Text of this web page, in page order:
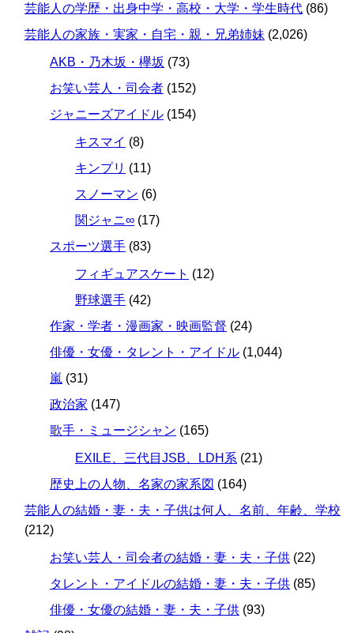
芸能人の学歴・出身中学・高校・大学・学生時代 (86)
芸能人の家族・実家・自宅・親・兄弟姉妹 (2,026)
AKB・乃木坂・欅坂 (73)
お笑い芸人・司会者 (152)
ジャニーズアイドル (154)
キスマイ (8)
キンプリ (11)
スノーマン (6)
関ジャニ∞ (17)
スポーツ選手 (83)
フィギュアスケート (12)
野球選手 (42)
作家・学者・漫画家・映画監督 (24)
俳優・女優・タレント・アイドル (1,044)
嵐 (31)
政治家 (147)
歌手・ミュージシャン (165)
EXILE、三代目JSB、LDH系 (21)
歴史上の人物、名家の家系図 (164)
芸能人の結婚・妻・夫・子供は何人、名前、年齢、学校
(212)
お笑い芸人・司会者の結婚・妻・夫・子供 (22)
タレント・アイドルの結婚・妻・夫・子供 (85)
俳優・女優の結婚・妻・夫・子供 (93)